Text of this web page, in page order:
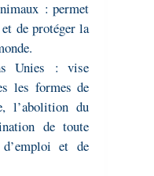
: permet
de protéger la
Unies : vise
les formes de
l’abolition du
de toute
et de